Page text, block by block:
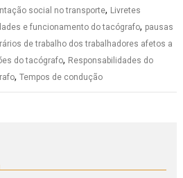
social no transporte, Livretes
e funcionamento do tacógrafo, pausas
de trabalho dos trabalhadores afetos a
do tacógrafo, Responsabilidades do
,Tempos de condução